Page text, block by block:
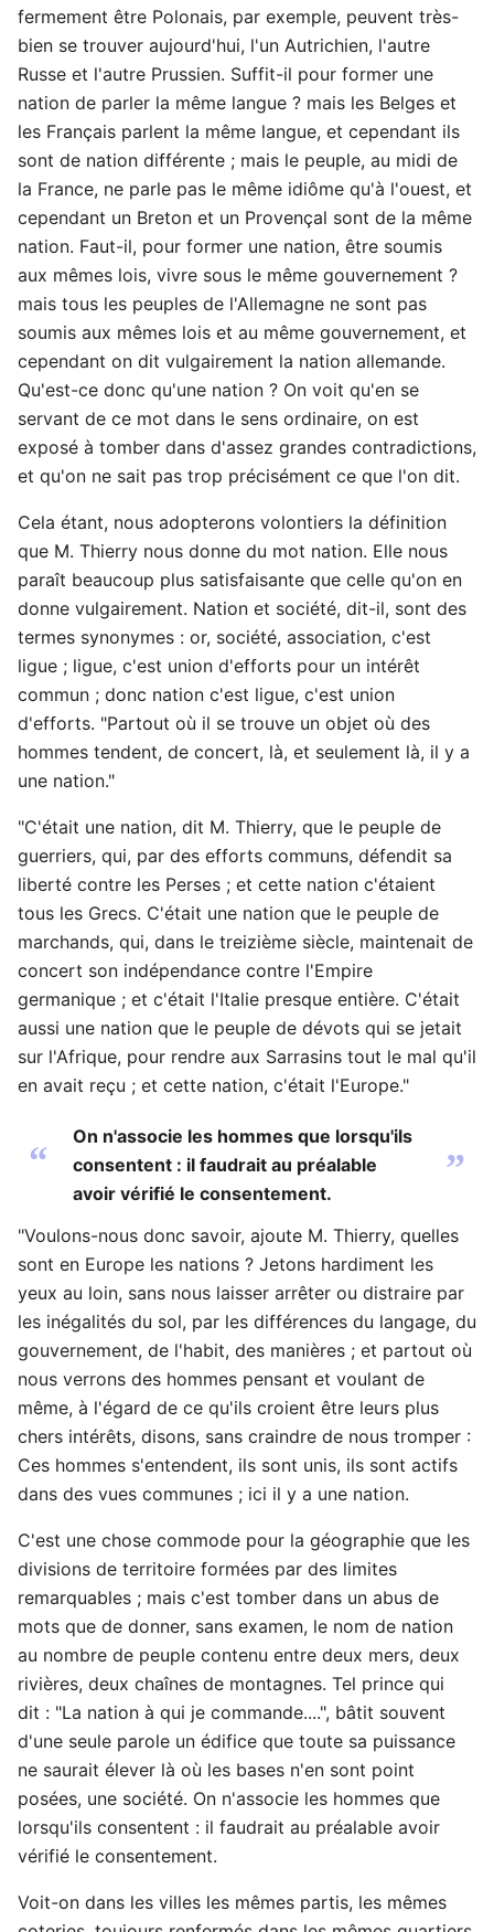
fermement être Polonais, par exemple, peuvent très-
bien se trouver aujourd'hui, l'un Autrichien, l'autre
Russe et l'autre Prussien. Suffit-il pour former une
nation de parler la même langue ? mais les Belges et
les Français parlent la même langue, et cependant ils
sont de nation différente ; mais le peuple, au midi de
la France, ne parle pas le même idiôme qu'à l'ouest, et
cependant un Breton et un Provençal sont de la même
nation. Faut-il, pour former une nation, être soumis
aux mêmes lois, vivre sous le même gouvernement ?
mais tous les peuples de l'Allemagne ne sont pas
soumis aux mêmes lois et au même gouvernement, et
cependant on dit vulgairement la nation allemande.
Qu'est-ce donc qu'une nation ? On voit qu'en se
servant de ce mot dans le sens ordinaire, on est
exposé à tomber dans d'assez grandes contradictions,
et qu'on ne sait pas trop précisément ce que l'on dit.
Cela étant, nous adopterons volontiers la définition
que M. Thierry nous donne du mot nation. Elle nous
paraît beaucoup plus satisfaisante que celle qu'on en
donne vulgairement. Nation et société, dit-il, sont des
termes synonymes : or, société, association, c'est
ligue ; ligue, c'est union d'efforts pour un intérêt
commun ; donc nation c'est ligue, c'est union
d'efforts. "Partout où il se trouve un objet où des
hommes tendent, de concert, là, et seulement là, il y a
une nation."
"C'était une nation, dit M. Thierry, que le peuple de
guerriers, qui, par des efforts communs, défendit sa
liberté contre les Perses ; et cette nation c'étaient
tous les Grecs. C'était une nation que le peuple de
marchands, qui, dans le treizième siècle, maintenait de
concert son indépendance contre l'Empire
germanique ; et c'était l'Italie presque entière. C'était
aussi une nation que le peuple de dévots qui se jetait
sur l'Afrique, pour rendre aux Sarrasins tout le mal qu'il
en avait reçu ; et cette nation, c'était l'Europe."
“
On n'associe les hommes que lorsqu'ils
consentent : il faudrait au préalable
avoir vérifié le consentement.
”
"Voulons-nous donc savoir, ajoute M. Thierry, quelles
sont en Europe les nations ? Jetons hardiment les
yeux au loin, sans nous laisser arrêter ou distraire par
les inégalités du sol, par les différences du langage, du
gouvernement, de l'habit, des manières ; et partout où
nous verrons des hommes pensant et voulant de
même, à l'égard de ce qu'ils croient être leurs plus
chers intérêts, disons, sans craindre de nous tromper :
Ces hommes s'entendent, ils sont unis, ils sont actifs
dans des vues communes ; ici il y a une nation.
C'est une chose commode pour la géographie que les
divisions de territoire formées par des limites
remarquables ; mais c'est tomber dans un abus de
mots que de donner, sans examen, le nom de nation
au nombre de peuple contenu entre deux mers, deux
rivières, deux chaînes de montagnes. Tel prince qui
dit : "La nation à qui je commande....", bâtit souvent
d'une seule parole un édifice que toute sa puissance
ne saurait élever là où les bases n'en sont point
posées, une société. On n'associe les hommes que
lorsqu'ils consentent : il faudrait au préalable avoir
vérifié le consentement.
Voit-on dans les villes les mêmes partis, les mêmes